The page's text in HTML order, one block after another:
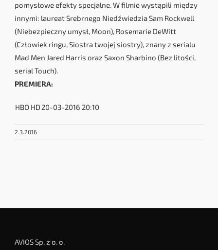
pomysłowe efekty specjalne. W filmie wystąpili między
innymi: laureat Srebrnego Niedźwiedzia Sam Rockwell
(Niebezpieczny umysł, Moon), Rosemarie DeWitt
(Człowiek ringu, Siostra twojej siostry), znany z serialu
Mad Men Jared Harris oraz Saxon Sharbino (Bez litości,
serial Touch).
PREMIERA:
HBO HD 20-03-2016 20:10
2.3.2016
AVIOS Sp. z o. o.